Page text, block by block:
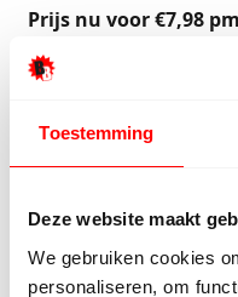
Toestemming
Deze website maakt
We gebruiken cookies
personaliseren, om
Prijs nu voor €7,98
Wat onze
Onze klanten